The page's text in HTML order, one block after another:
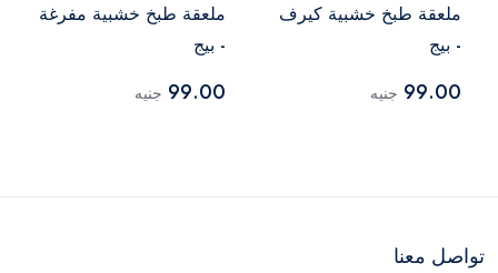
ملعقة طبخ خشبية كيرف
- بيج
99.00 جنيه
ملعقة طبخ خشبية مفرغة
- بيج
99.00 جنيه
تواصل معنا